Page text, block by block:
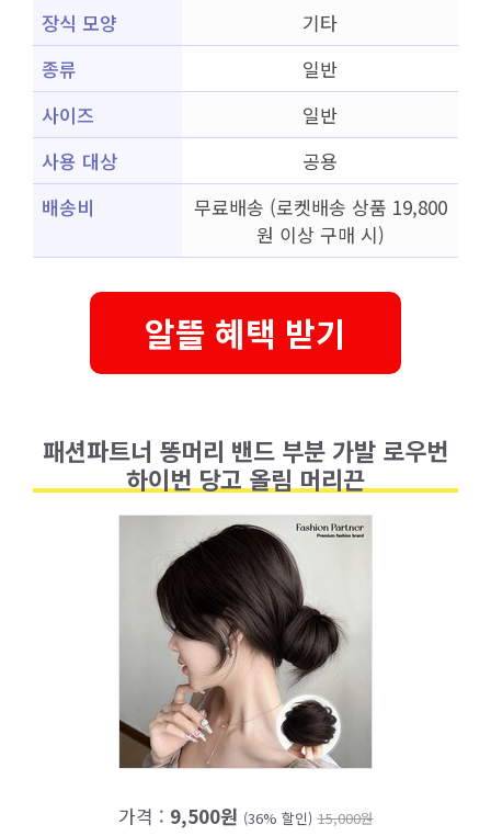
장식 모양
기타
종류
일반
사이즈
일반
사용 대상
공용
배송비
무료배송 (로켓배송 상품 19,800
원 이상 구매 시)
알뜰 혜택 받기
패션파트너 똥머리 밴드 부분 가발 로우번
하이번 당고 올림 머리끈
가격 : 9,500원 (36% 할인) 15,000원